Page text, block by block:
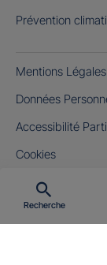
Recherche
Prévention
Mentions Légales
Données
Accessibilité
Cookies
Gérer mes cookies